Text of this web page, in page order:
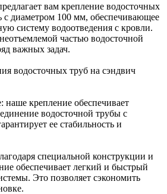
вам крепление водосточных
с диаметром 100 мм, обеспечивающее
систему водоотведения с кровли.
частью водосточной
важных задач.
водосточных труб на сэндвич
наше крепление обеспечивает
водосточной трубы с
ее стабильность и
специальной конструкции и
обеспечивает легкий и быстрый
Это позволяет сэкономить